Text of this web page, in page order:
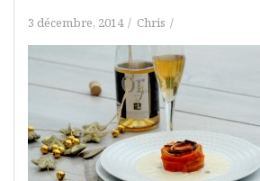
3 décembre, 2014 Chris